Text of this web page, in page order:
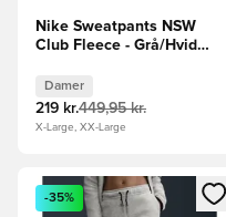
Nike Sweatpants NSW
Club Fleece - Grå/Hvid
Damer
219 kr.449,95 kr.
X-Large, XX-Large
Åbner en Modal til at
-35%